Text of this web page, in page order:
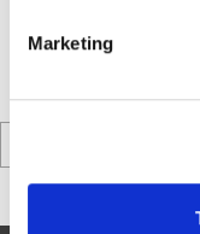
Marketing
styrke fællesskabet